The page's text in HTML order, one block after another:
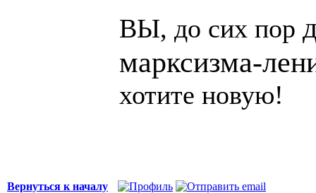
ВЫ, до сих пор
марксизма-
хотите новую!
Вернуться к началу